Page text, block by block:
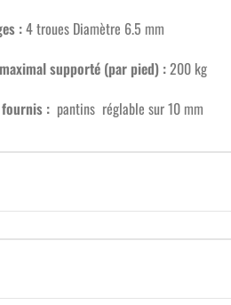
:4 troues Diamètre 6.5 mm
supporté (par pied) :200 kg
: pantins réglable sur 10 mm